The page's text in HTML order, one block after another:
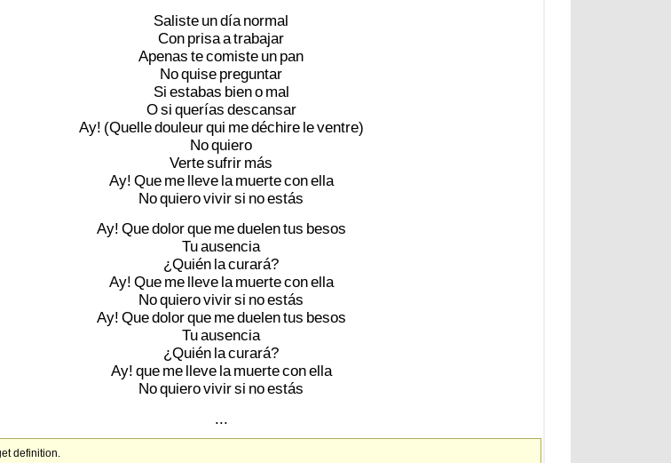
Saliste undía normal
Con prisaatrabajar
Apenas tecomiste un pan
Noquise preguntar
Si estabas bieno mal
Osi querías descansar
Ay! (Quelledouleurqui medéchire leventre)
Noquiero
Vertesufrir más
Ay! Que me lleve la muerteconella
Noquierovivirsi noestás
Ay! Quedolorque meduelentus besos
Tuausencia
¿Quién lacurará?
Ay! Que me lleve la muerteconella
Noquierovivirsi noestás
Ay! Quedolorque meduelentus besos
Tuausencia
¿Quién lacurará?
Ay! que me lleve la muerteconella
Noquierovivirsi noestás
...
definition.